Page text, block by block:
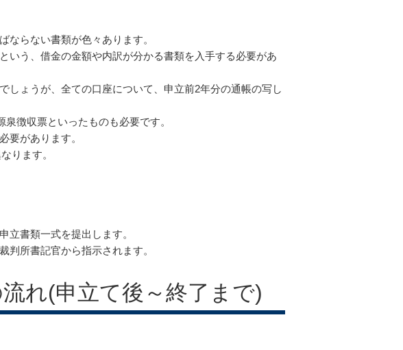
ならない書類が色々あります。
いう、借金の金額や内訳が分かる書類を入手する必要があ
しょうが、全ての口座について、申立前2年分の通帳の写し
徴収票といったものも必要です。
要があります。
ります。
立書類一式を提出します。
判所書記官から指示されます。
れ(申立て後～終了まで)